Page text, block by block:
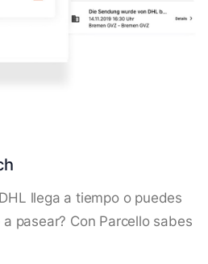
llega a tiempo o puedes
pasear? Con Parcello sabes